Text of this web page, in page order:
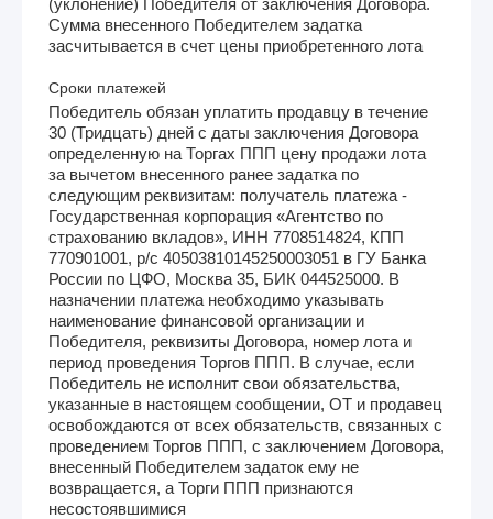
Сумма внесенного Победителем задатка
засчитывается в счет цены приобретенного лота
Сроки платежей
Победитель обязан уплатить продавцу в течение
30 (Тридцать) дней с даты заключения Договора
определенную на Торгах ППП цену продажи лота
за вычетом внесенного ранее задатка по
следующим реквизитам: получатель платежа -
Государственная корпорация «Агентство по
страхованию вкладов», ИНН 7708514824, КПП
770901001, р/с 40503810145250003051 в ГУ Банка
России по ЦФО, Москва 35, БИК 044525000. В
назначении платежа необходимо указывать
наименование финансовой организации и
Победителя, реквизиты Договора, номер лота и
период проведения Торгов ППП. В случае, если
Победитель не исполнит свои обязательства,
указанные в настоящем сообщении, ОТ и продавец
освобождаются от всех обязательств, связанных с
проведением Торгов ППП, с заключением Договора,
внесенный Победителем задаток ему не
возвращается, а Торги ППП признаются
несостоявшимися